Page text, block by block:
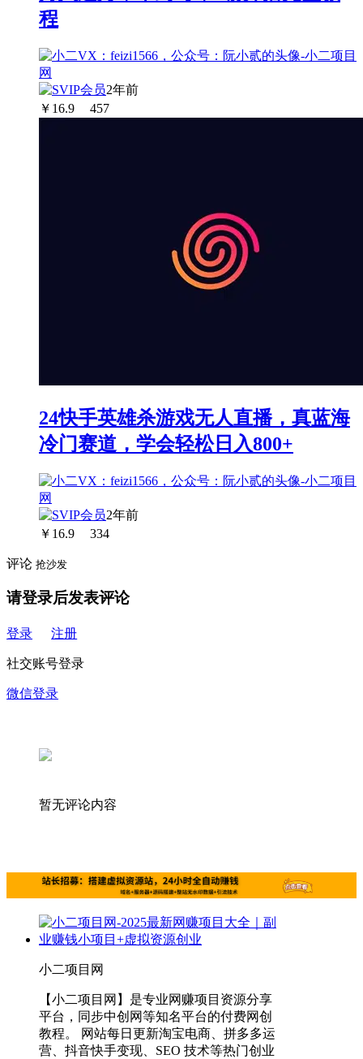
程
2年前
￥ 16.9 457
24快手英雄杀游戏无人直播，真蓝海
冷门赛道，学会轻松日入800+
2年前
￥ 16.9 334
评论 抢沙发
请登录后发表评论
登录 注册
社交账号登录
微信登录
暂无评论内容
小二项目网
【小二项目网】是专业网赚项目资源分享
平台，同步中创网等知名平台的付费网创
教程。 网站每日更新淘宝电商、拼多多运
营、抖音快手变现、SEO 技术等热门创业